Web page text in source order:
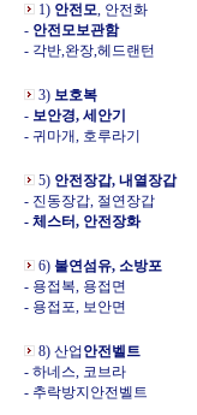
1) 안전모, 안전화
- 안전모보관함
- 각반,완장,헤드랜턴
3) 보호복
- 보안경, 세안기
- 귀마개, 호루라기
5) 안전장갑, 내열장갑
- 진동장갑, 절연장갑
- 체스터, 안전장화
6) 불연섬유, 소방포
- 용접복, 용접면
- 용접포, 보안면
8) 산업 안전벨트
- 하네스, 코브라
- 추락방지안전벨트